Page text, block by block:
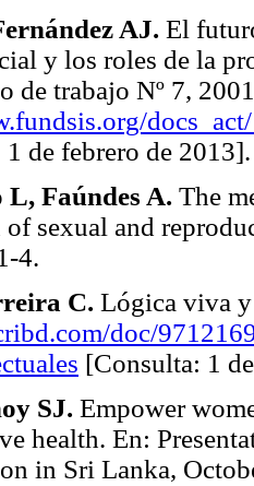
AJ. El
y los roles de la
de trabajo Nº 7,
de febrero de 2013].
L, Faúndes A. The
sexual and
4.
C. Lógica viva
doc/
[Consulta: 1
SJ. Empower
health. En:
in Sri Lanka,